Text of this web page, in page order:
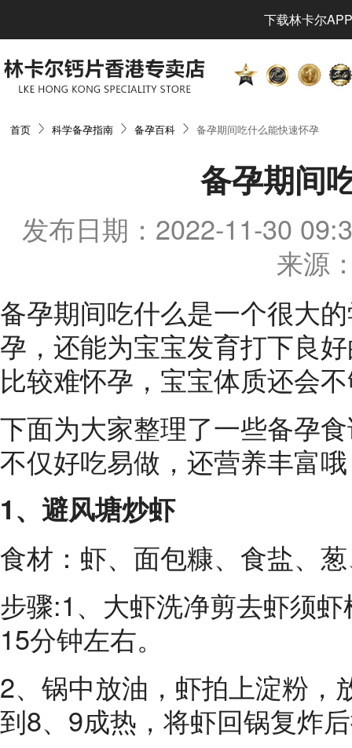
下载林卡尔
首页 科学备孕指南 备孕百科 备孕期间吃什么能快速怀孕
备孕期间
发布日期：2022-11-30
来源
备孕期间吃什么是一个很大
孕，还能为宝宝发育打下良
比较难怀孕，宝宝体质还会
下面为大家整理了一些备孕
不仅好吃易做，还营养丰富
1、避风塘炒虾
食材：虾、面包糠、食盐、
步骤:1、大虾洗净剪去虾须
15分钟左右。
2、锅中放油，虾拍上淀粉，
到8、9成热，将虾回锅复炸